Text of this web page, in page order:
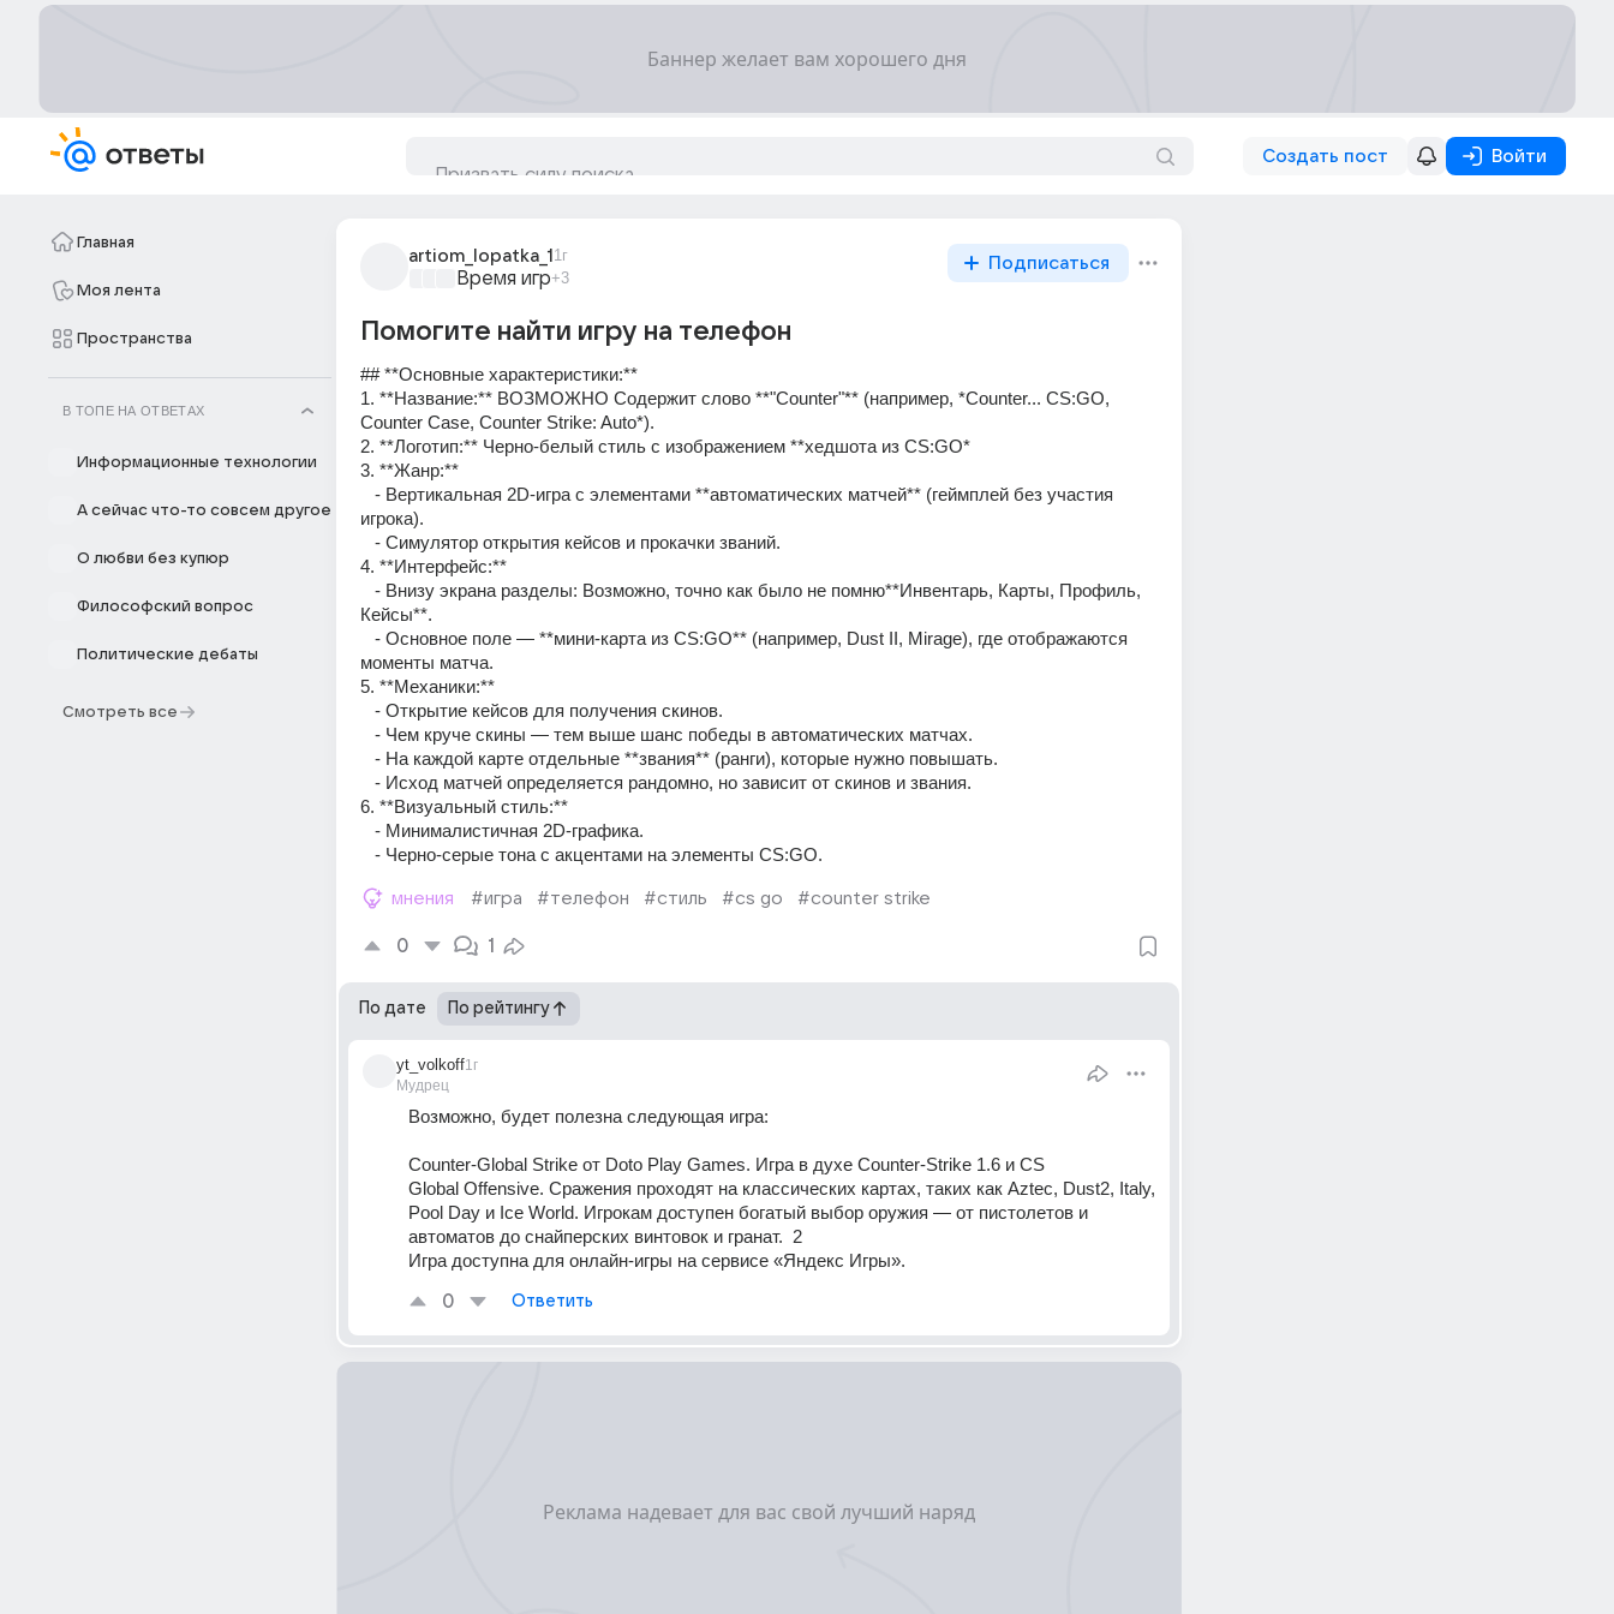
Создать пост Войти
Главная
Моя лента
Пространства
В ТОПЕ НА ОТВЕТАХ
Информационные технологии
А сейчас что-то совсем другое
О любви без купюр
Философский вопрос
Политические дебаты
Смотреть все
artiom_lopatka_1 1г
Время игр+3
Подписаться
Помогите найти игру на телефон
## **Основные характеристики:**
1. **Название:** ВОЗМОЖНО Содержит слово **"Counter"** (например, *Counter... CS:GO,
Counter Case, Counter Strike: Auto*).
2. **Логотип:** Черно-белый стиль с изображением **хедшота из CS:GO*
3. **Жанр:**
игрока).
   - Симулятор открытия кейсов и прокачки званий.
4. **Интерфейс:**
Кейсы**.
моменты матча.
5. **Механики:**
   - Открытие кейсов для получения скинов.
   - Чем круче скины — тем выше шанс победы в автоматических матчах.
   - На каждой карте отдельные **звания** (ранги), которые нужно повышать.
   - Исход матчей определяется рандомно, но зависит от скинов и звания.
6. **Визуальный стиль:**
   - Минималистичная 2D-графика.
   - Черно-серые тона с акцентами на элементы CS:GO.
мнения #игра #телефон #стиль #cs go #counter strike
0 1
По дате По рейтингу
yt_volkoff
Мудрец
1г
Возможно, будет полезна следующая игра:
Counter-Global Strike от Doto Play Games. Игра в духе Counter-Strike 1.6 и CS
Global Offensive. Сражения проходят на классических картах, таких как Aztec, Dust2, Italy,
Pool Day и Ice World. Игрокам доступен богатый выбор оружия — от пистолетов и
автоматов до снайперских винтовок и гранат.  2
Игра доступна для онлайн-игры на сервисе «Яндекс Игры».
0 Ответить